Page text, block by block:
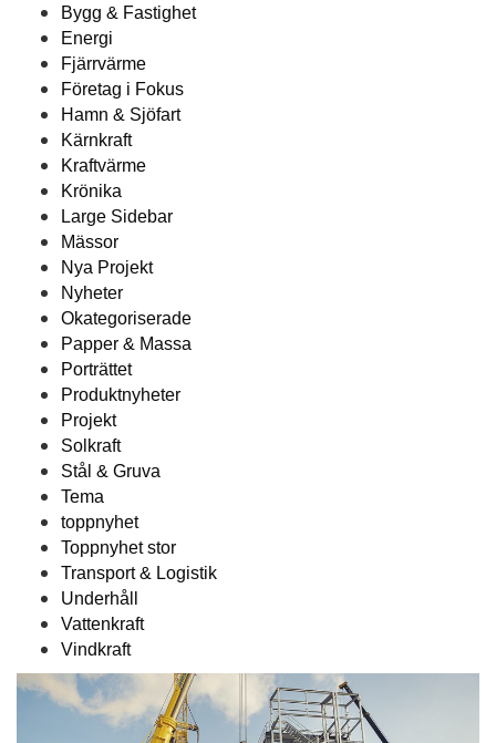
Bygg & Fastighet
Energi
Fjärrvärme
Företag i Fokus
Hamn & Sjöfart
Kärnkraft
Kraftvärme
Krönika
Large Sidebar
Mässor
Nya Projekt
Nyheter
Okategoriserade
Papper & Massa
Porträttet
Produktnyheter
Projekt
Solkraft
Stål & Gruva
Tema
toppnyhet
Toppnyhet stor
Transport & Logistik
Underhåll
Vattenkraft
Vindkraft